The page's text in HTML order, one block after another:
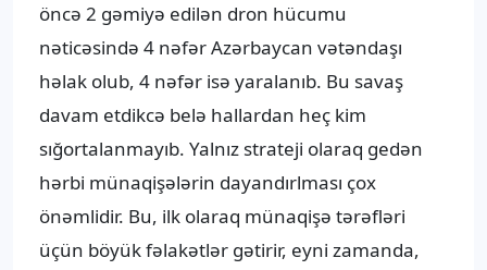
öncə 2 gəmiyə edilən dron hücumu
nəticəsində 4 nəfər Azərbaycan vətəndaşı
həlak olub, 4 nəfər isə yaralanıb. Bu savaş
davam etdikcə belə hallardan heç kim
sığortalanmayıb. Yalnız strateji olaraq gedən
hərbi münaqişələrin dayandırlması çox
önəmlidir. Bu, ilk olaraq münaqişə tərəfləri
üçün böyük fəlakətlər gətirir, eyni zamanda,